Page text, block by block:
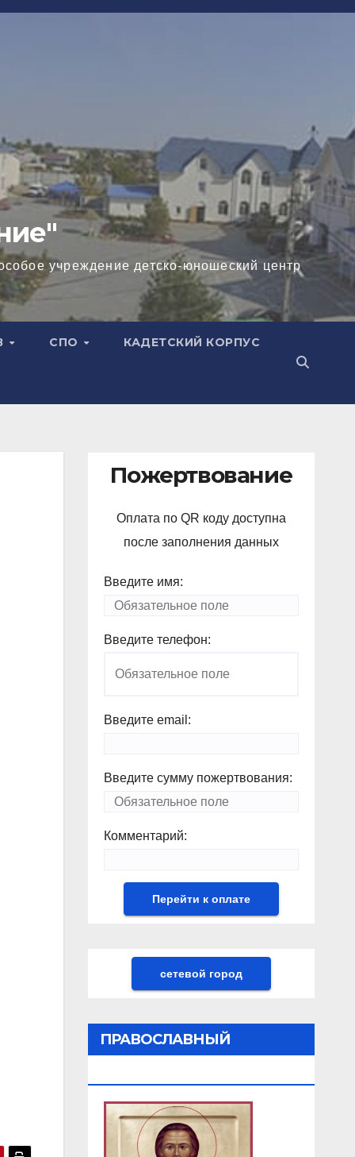
учреждение детско-юношеский центр
СПО КАДЕТСКИЙ КОРПУС
Пожертвование
Оплата по QR коду доступна
после заполнения данных
Введите имя:
Введите телефон:
Введите email:
Введите сумму пожертвования:
Комментарий:
сетевой город
ПРАВОСЛАВНЫЙ